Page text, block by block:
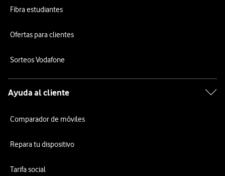
Fibra estudiantes
Ofertas para clientes
Sorteos Vodafone
Ayuda al cliente
Comparador de móviles
Repara tu dispositivo
Tarifa social